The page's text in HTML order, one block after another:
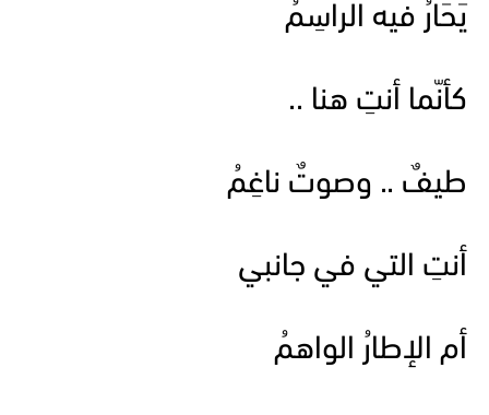
يَحَارُ فيه الراسِمُ
كأنّما أنتِ هنا ..
طيفٌ .. وصوتٌ ناغِمُ
أنتِ التي في جانبي
أم الإطارُ الواهمُ